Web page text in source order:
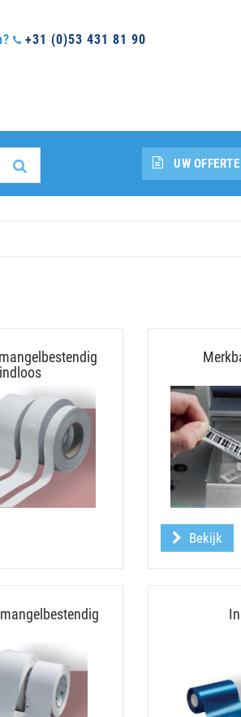
+31 (0)53 431 81 90
UW
Bekijk